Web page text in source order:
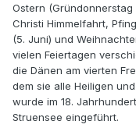
Ostern
Christi Himmelfahrt,
(5. Juni) und
vielen Feiertagen
die Dänen am vierten
dem sie alle Heiligen
wurde im 18.
Struensee eingeführt.